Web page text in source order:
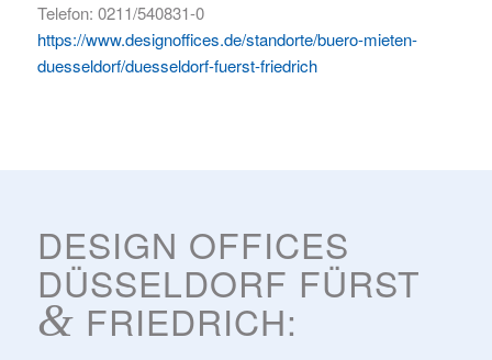
Telefon: 0211/540831-0
https://www.designoffices.de/standorte/buero-mieten-
duesseldorf/duesseldorf-fuerst-friedrich
DESIGN OFFICES
DÜSSELDORF FÜRST
& FRIEDRICH: